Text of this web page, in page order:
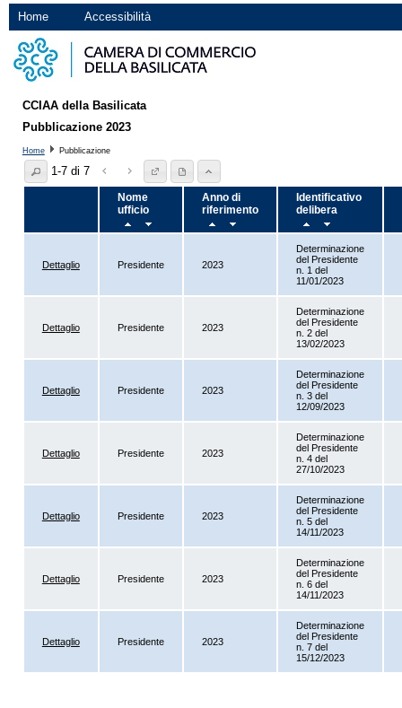
Home Accessibilità
CCIAA della Basilicata
Pubblicazione 2023
Home Pubblicazione
1-7 di 7
Nome
ufficio
Anno di
riferimento
Identificativo
delibera
Dettaglio Presidente 2023
Determinazione
del Presidente
n. 1 del
11/01/2023
Dettaglio Presidente 2023
Determinazione
del Presidente
n. 2 del
13/02/2023
Dettaglio Presidente 2023
Determinazione
del Presidente
n. 3 del
12/09/2023
Dettaglio Presidente 2023
Determinazione
del Presidente
n. 4 del
27/10/2023
Dettaglio Presidente 2023
Determinazione
del Presidente
n. 5 del
14/11/2023
Dettaglio Presidente 2023
Determinazione
del Presidente
n. 6 del
14/11/2023
Dettaglio Presidente 2023
Determinazione
del Presidente
n. 7 del
15/12/2023